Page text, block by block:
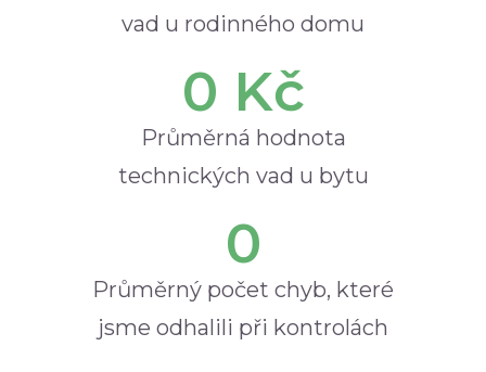
vad u rodinného domu
0 Kč
Průměrná hodnota
technických vad u bytu
0
Průměrný počet chyb, které
jsme odhalili při kontrolách